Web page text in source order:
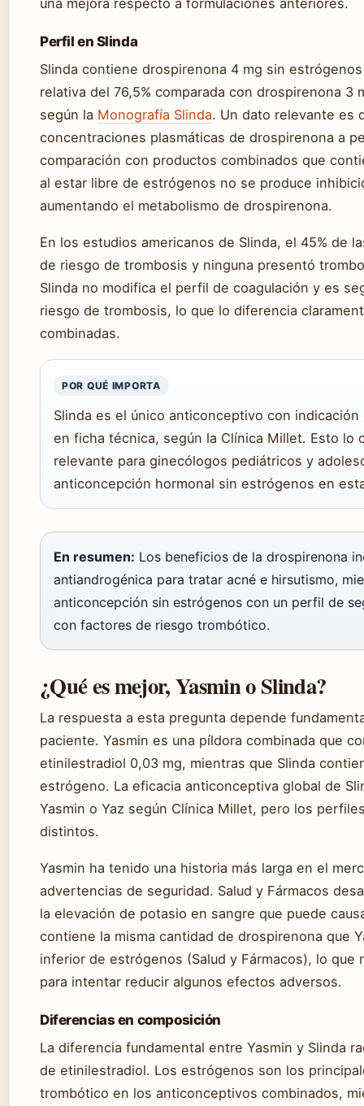
Perfil en Slinda
Slinda contiene drospirenona 4 mg sin
relativa del 76,5% comparada con drospirenona 3
según la Monografía Slinda. Un dato relevante es
concentraciones plasmáticas de drospirenona a
comparación con productos combinados que
al estar libre de estrógenos no se produce
aumentando el metabolismo de drospirenona.
En los estudios americanos de Slinda, el 45% de
de riesgo de trombosis y ninguna presentó
Slinda no modifica el perfil de coagulación y es
riesgo de trombosis, lo que lo diferencia
combinadas.
POR QUÉ IMPORTA
Slinda es el único anticonceptivo con
en ficha técnica, según la Clínica Millet. Esto lo
relevante para ginecólogos pediátricos y
anticoncepción hormonal sin estrógenos en
En resumen: Los beneficios de la drospirenona
antiandrogénica para tratar acné e hirsutismo,
anticoncepción sin estrógenos con un perfil de
con factores de riesgo trombótico.
¿Qué es mejor, Yasmin o Slinda?
La respuesta a esta pregunta depende
paciente. Yasmin es una píldora combinada que
etinilestradiol 0,03 mg, mientras que Slinda
estrógeno. La eficacia anticonceptiva global de
Yasmin o Yaz según Clínica Millet, pero los
distintos.
Yasmin ha tenido una historia más larga en el
advertencias de seguridad. Salud y Fármacos
la elevación de potasio en sangre que puede
contiene la misma cantidad de drospirenona que
inferior de estrógenos (Salud y Fármacos), lo que
para intentar reducir algunos efectos adversos.
Diferencias en composición
La diferencia fundamental entre Yasmin y Slinda
de etinilestradiol. Los estrógenos son los
trombótico en los anticonceptivos combinados,